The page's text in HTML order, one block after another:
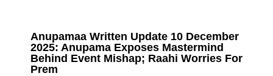
Anupamaa Written Update 10 December
2025: Anupama Exposes Mastermind
Behind Event Mishap; Raahi Worries For
Prem